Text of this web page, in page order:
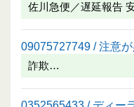
佐川急便／遅延報告
09075727749 / 注意
詐欺…